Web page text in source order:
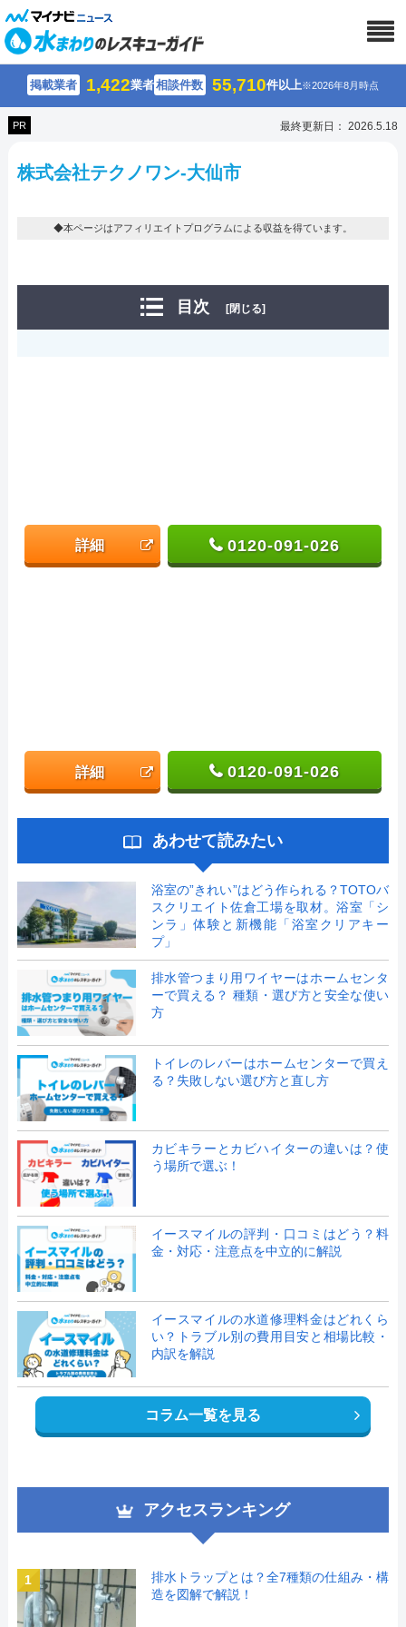
掲載業者 1,422業者相談件数 55,710件以上※2026年8月時点
PR 最終更新日： 2026.5.18
株式会社テクノワン-大仙市
◆本ページはアフィリエイトプログラムによる収益を得ています。
目次 [閉じる]
詳細 0120-091-026
詳細 0120-091-026
あわせて読みたい
浴室の”きれい”はどう作られる？TOTOバ
スクリエイト佐倉工場を取材。浴室「シ
ンラ」体験と新機能「浴室クリアキー
プ」
排水管つまり用ワイヤーはホームセンタ
ーで買える？ 種類・選び方と安全な使い
方
トイレのレバーはホームセンターで買え
る？失敗しない選び方と直し方
カビキラーとカビハイターの違いは？使
う場所で選ぶ！
イースマイルの評判・口コミはどう？料
金・対応・注意点を中立的に解説
イースマイルの水道修理料金はどれくら
い？トラブル別の費用目安と相場比較・
内訳を解説
コラム一覧を見る
アクセスランキング
1
排水トラップとは？全7種類の仕組み・構
造を図解で解説！